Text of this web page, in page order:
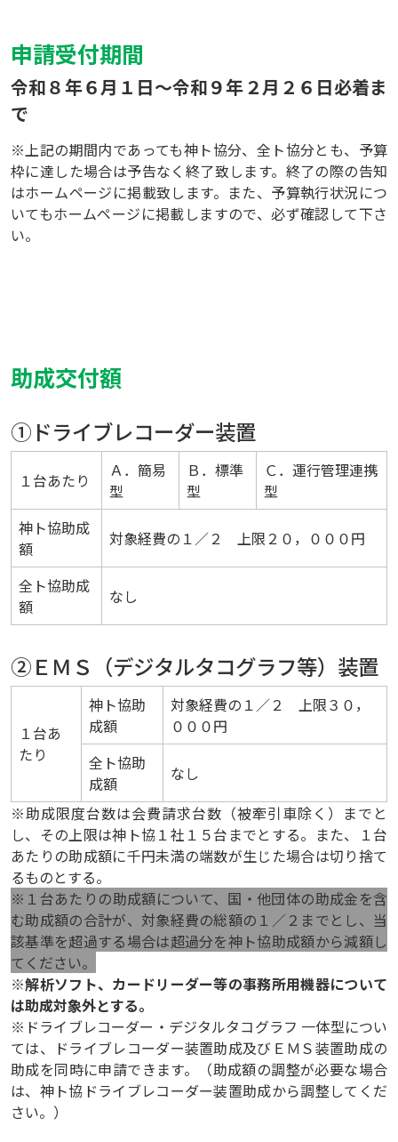
申請受付期間
令和８年６月１日～令和９年２月２６日必着ま
で
※上記の期間内であっても神ト協分、全ト協分とも、予算
枠に達した場合は予告なく終了致します。終了の際の告知
はホームページに掲載致します。また、予算執行状況につ
いてもホームページに掲載しますので、必ず確認して下さ
い。
助成交付額
①ドライブレコーダー装置
１台あたり
Ａ．簡易
型
Ｂ．標準
型
Ｃ．運行管理連携
型
神ト協助成
額
対象経費の１／２ 上限２０，０００円
全ト協助成
額
なし
②ＥＭＳ（デジタルタコグラフ等）装置
１台あ
たり
神ト協助
成額
対象経費の１／２ 上限３０，
０００円
全ト協助
成額
なし
※助成限度台数は会費請求台数（被牽引車除く）までと
し、その上限は神ト協１社１５台までとする。また、１台
あたりの助成額に千円未満の端数が生じた場合は切り捨て
るものとする。
※１台あたりの助成額について、国・他団体の助成金を含
む助成額の合計が、対象経費の総額の１／２までとし、当
該基準を超過する場合は超過分を神ト協助成額から減額し
てください。
※解析ソフト、カードリーダー等の事務所用機器について
は助成対象外とする。
※ドライブレコーダー・デジタルタコグラフ 一体型につい
ては、ドライブレコーダー装置助成及びＥＭＳ装置助成の
助成を同時に申請できます。（助成額の調整が必要な場合
は、神ト協ドライブレコーダー装置助成から調整してくだ
さい。）